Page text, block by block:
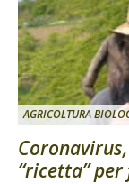
AGRICOLTURA
“ricetta”